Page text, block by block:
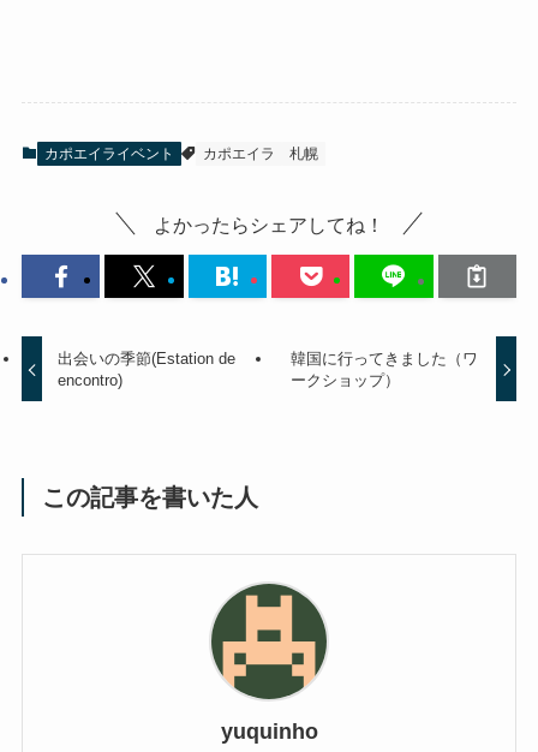
カポエイライベント カポエイラ 札幌
よかったらシェアしてね！
出会いの季節(Estation de
encontro)
韓国に行ってきました（ワ
ークショップ）
この記事を書いた人
yuquinho